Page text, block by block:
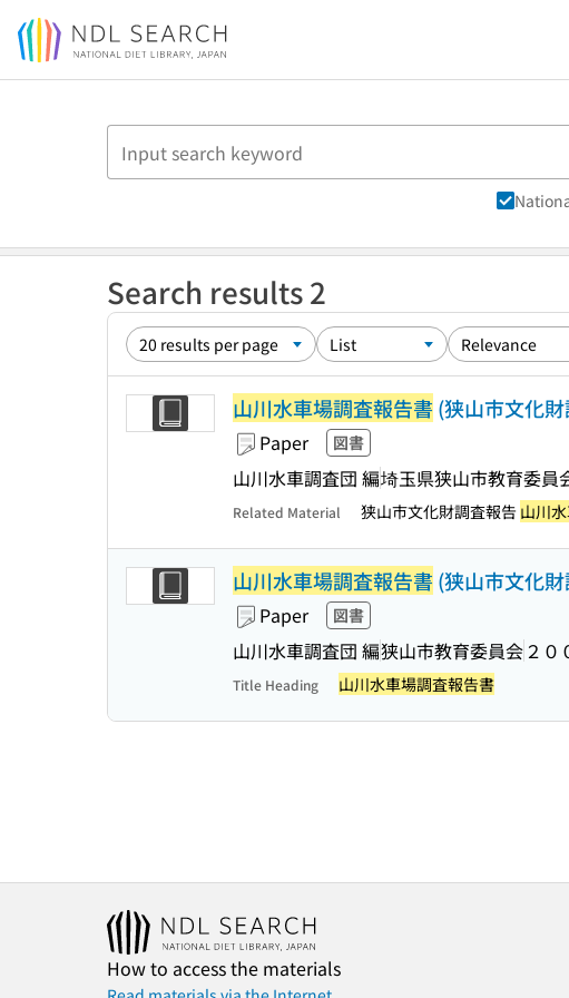
Jump to main content
Search results 2
山川水車場調査報告書 (狭山市文化
Paper 図書
山川水車調査団 編埼玉県狭山市教育委員
Related Material 狭山市文化財調査報告 山川
山川水車場調査報告書 (狭山市文化
Paper 図書
山川水車調査団 編狭山市教育委員会 ２０
Title Heading 山川水車場調査報告書
How to access the materials